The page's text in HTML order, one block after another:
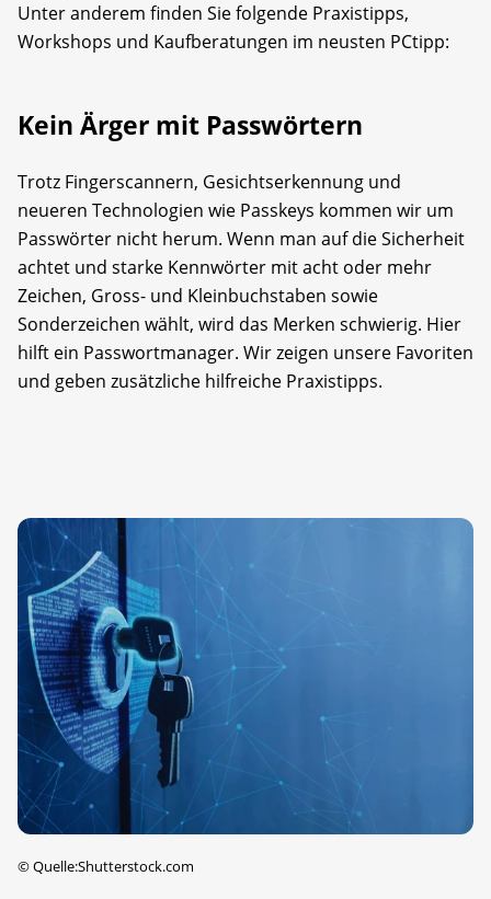
Unter anderem finden Sie folgende Praxistipps,
Workshops und Kaufberatungen im neusten PCtipp:
Kein Ärger mit Passwörtern
Trotz Fingerscannern, Gesichtserkennung und
neueren Technologien wie Passkeys kommen wir um
Passwörter nicht herum. Wenn man auf die Sicherheit
achtet und starke Kennwörter mit acht oder mehr
Zeichen, Gross- und Kleinbuchstaben sowie
Sonderzeichen wählt, wird das Merken schwierig. Hier
hilft ein Passwortmanager. Wir zeigen unsere Favoriten
und geben zusätzliche hilfreiche Praxistipps.
©Quelle:Shutterstock.com